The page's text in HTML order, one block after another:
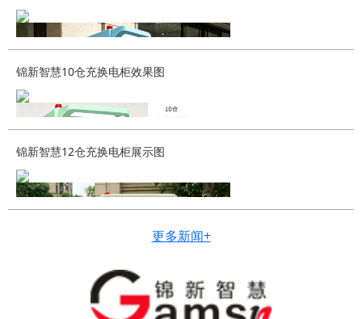
锦新智慧10仓充换电柜效果图
锦新智慧12仓充换电柜展示图
更多新闻+